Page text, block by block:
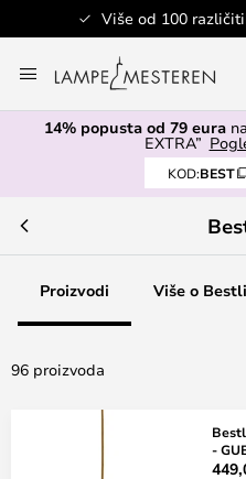
brendova
to
Content
14% popusta od 79 eura
EXTRA”
KOD:BEST
Proizvodi Više o
96 proizvoda
-